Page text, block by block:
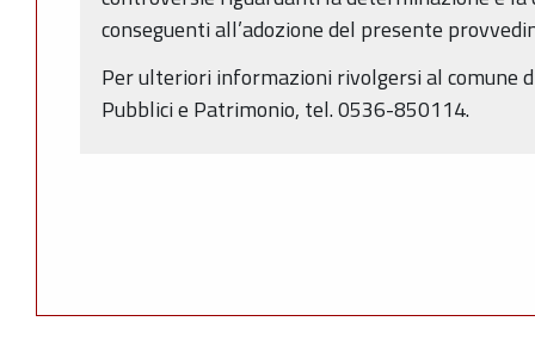
conseguenti all’adozione del presente
Per ulteriori informazioni rivolgersi al comune
Pubblici e Patrimonio, tel. 0536-850114.